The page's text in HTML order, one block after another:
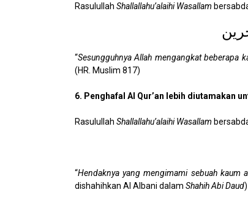
Rasulullah Shallallahu’alaihi Wasallam
“Sesungguhnya Allah mengangkat beberapa
(HR. Muslim 817)
6. Penghafal Al Qur’an lebih diutamakan
Rasulullah Shallallahu’alaihi Wasallam
“Hendaknya yang mengimami sebuah kaum
dishahihkan Al Albani dalam Shahih Abi Daud)